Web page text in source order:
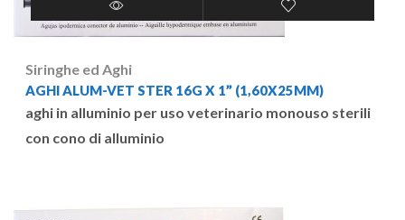
Siringhe ed Aghi
AGHI ALUM-VET STER 16G X 1” (1,60X25MM)
aghi in alluminio per uso veterinario monouso sterili
con cono di alluminio